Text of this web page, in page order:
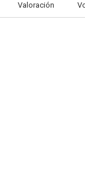
Valoración